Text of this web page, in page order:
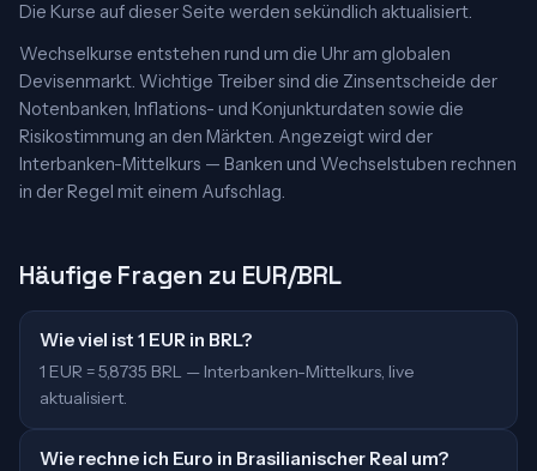
Die Kurse auf dieser Seite werden sekündlich aktualisiert.
Wechselkurse entstehen rund um die Uhr am globalen
Devisenmarkt. Wichtige Treiber sind die Zinsentscheide der
Notenbanken, Inflations- und Konjunkturdaten sowie die
Risikostimmung an den Märkten. Angezeigt wird der
Interbanken-Mittelkurs — Banken und Wechselstuben rechnen
in der Regel mit einem Aufschlag.
Häufige Fragen zu EUR/BRL
Wie viel ist 1 EUR in BRL?
1 EUR = 5,8735 BRL — Interbanken-Mittelkurs, live
aktualisiert.
Wie rechne ich Euro in Brasilianischer Real um?